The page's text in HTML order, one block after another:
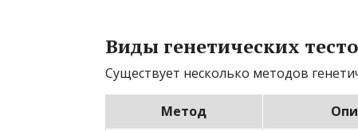
Виды генетических
Существует несколько методов
Метод